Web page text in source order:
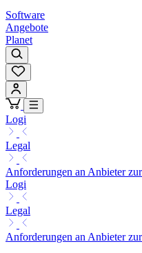
Software
Angebote
Planet
Logi
Legal
Anforderungen an Anbieter
Logi
Legal
Anforderungen an Anbieter